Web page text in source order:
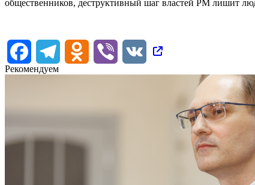
общественников, деструктивный шаг властей РМ лишит
FacebookTelegram Odnoklassniki
Viber
VK
Рекомендуем